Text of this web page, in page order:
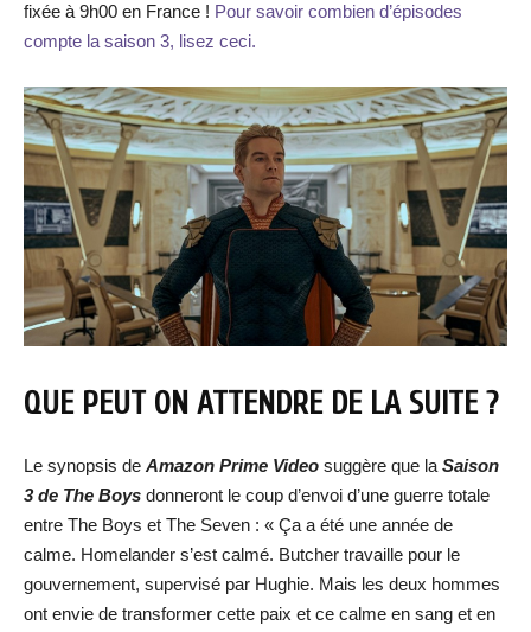
fixée à 9h00 en France ! Pour savoir combien d’épisodes
compte la saison 3, lisez ceci.
QUE PEUT ON ATTENDRE DE LA SUITE ?
Le synopsis de Amazon Prime Video suggère que la Saison
3 de The Boys donneront le coup d’envoi d’une guerre totale
entre The Boys et The Seven : « Ça a été une année de
calme. Homelander s’est calmé. Butcher travaille pour le
gouvernement, supervisé par Hughie. Mais les deux hommes
ont envie de transformer cette paix et ce calme en sang et en